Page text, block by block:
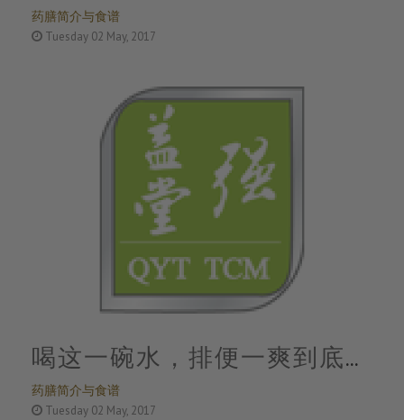
药膳简介与食谱
怕心血管病
Tuesday 02 May, 2017
药膳简介与食谱
喝这一碗水，排便一爽到底、
咽喉肿痛一夜消失！
Tuesday 02 May, 2017